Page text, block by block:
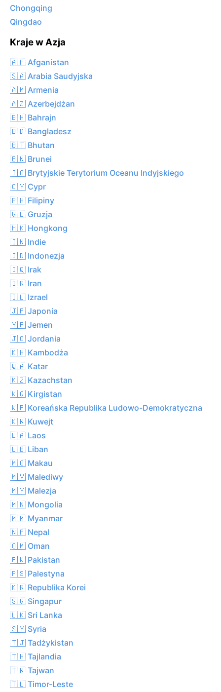
Chongqing
Qingdao
Kraje w Azja
🇦🇫 Afganistan
🇸🇦 Arabia Saudyjska
🇦🇲 Armenia
🇦🇿 Azerbejdżan
🇧🇭 Bahrajn
🇧🇩 Bangladesz
🇧🇹 Bhutan
🇧🇳 Brunei
🇮🇴 Brytyjskie Terytorium Oceanu Indyjskiego
🇨🇾 Cypr
🇵🇭 Filipiny
🇬🇪 Gruzja
🇭🇰 Hongkong
🇮🇳 Indie
🇮🇩 Indonezja
🇮🇶 Irak
🇮🇷 Iran
🇮🇱 Izrael
🇯🇵 Japonia
🇾🇪 Jemen
🇯🇴 Jordania
🇰🇭 Kambodża
🇶🇦 Katar
🇰🇿 Kazachstan
🇰🇬 Kirgistan
🇰🇵 Koreańska Republika Ludowo-Demokratyczna
🇰🇼 Kuwejt
🇱🇦 Laos
🇱🇧 Liban
🇲🇴 Makau
🇲🇻 Malediwy
🇲🇾 Malezja
🇲🇳 Mongolia
🇲🇲 Myanmar
🇳🇵 Nepal
🇴🇲 Oman
🇵🇰 Pakistan
🇵🇸 Palestyna
🇰🇷 Republika Korei
🇸🇬 Singapur
🇱🇰 Sri Lanka
🇸🇾 Syria
🇹🇯 Tadżykistan
🇹🇭 Tajlandia
🇹🇼 Tajwan
🇹🇱 Timor-Leste